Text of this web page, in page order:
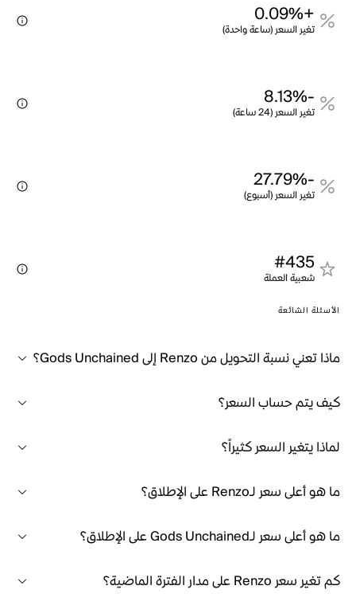
+0.09%
تغير السعر (ساعة واحدة)
-8.13%
تغير السعر (24 ساعة)
-27.79%
تغير السعر (أسبوع)
#435
شعبية العملة
الأسئلة الشائعة
ماذا تعني نسبة التحويل من Renzo إلى Gods Unchained؟
كيف يتم حساب السعر؟
لماذا يتغير السعر كثيراً؟
ما هو أعلى سعر لـRenzo على الإطلاق؟
ما هو أعلى سعر لـGods Unchained على الإطلاق؟
كم تغير سعر Renzo على مدار الفترة الماضية؟